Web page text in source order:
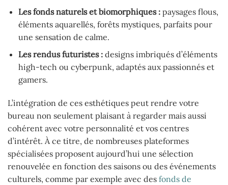
Les fonds naturels et biomorphiques :paysages flous,
éléments aquarellés, forêts mystiques, parfaits pour
une sensation de calme.
Les rendus futuristes :designs imbriqués d’éléments
high-tech ou cyberpunk, adaptés aux passionnés et
gamers.
L’intégration de ces esthétiques peut rendre votre
bureau non seulement plaisant à regarder mais aussi
cohérent avec votre personnalité et vos centres
d’intérêt. À ce titre, de nombreuses plateformes
spécialisées proposent aujourd’hui une sélection
renouvelée en fonction des saisons ou des événements
culturels, comme par exemple avec des fonds de